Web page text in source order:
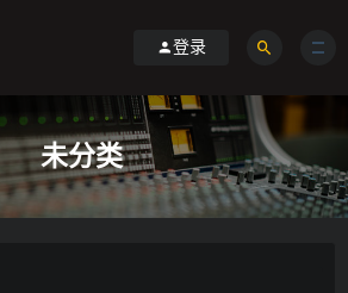
登录
未分类